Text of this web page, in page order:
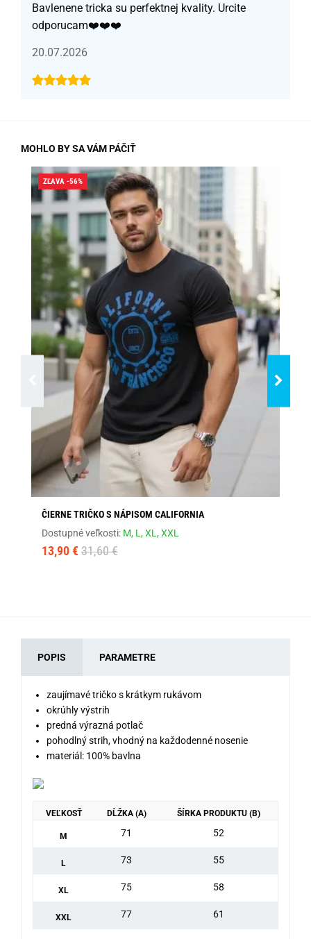
Bavlenene tricka su perfektnej kvality. Urcite
odporucam❤️❤️❤️
20.07.2026
MOHLO BY SA VÁM PÁČIŤ
ZĽAVA -56%
ČIERNE TRIČKO S NÁPISOM CALIFORNIA
Dostupné veľkosti: M, L,XL,XXL
13,90 € 31,60 €
POPIS PARAMETRE
zaujímavé tričko s krátkym rukávom
okrúhly výstrih
predná výrazná potlač
pohodlný strih, vhodný na každodenné nosenie
materiál: 100% bavlna
VEĽKOSŤ DĹŽKA (A) ŠÍRKA PRODUKTU (B)
M 71 52
L 73 55
XL 75 58
XXL 77 61